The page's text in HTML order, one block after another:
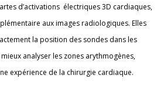
d’activations électriques 3D cardiaques,
aux images radiologiques. Elles
la position des sondes dans les
analyser les zones arythmogènes,
expérience de la chirurgie cardiaque.